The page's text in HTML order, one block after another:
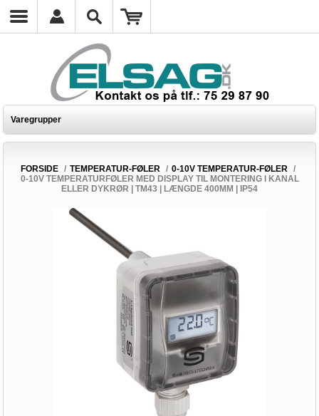
Varegrupper
FORSIDE / TEMPERATUR-FØLER / 0-10V TEMPERATUR-FØLER
/
0-10V TEMPERATURFØLER MED DISPLAY TIL MONTERING I KANAL
ELLER DYKRØR | TM43 | LÆNGDE 400MM | IP54